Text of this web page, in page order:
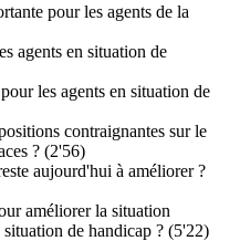
pour les agents de la
agents en situation de
les agents en situation de
contraignantes sur le
? (2'56)
aujourd'hui à améliorer ?
améliorer la situation
de handicap ? (5'22)